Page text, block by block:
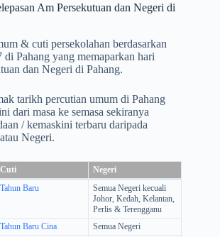
Am Persekutuan dan Negeri di
& cuti persekolahan berdasarkan
di Pahang yang memaparkan hari
dan Negeri di Pahang.
tarikh percutian umum di Pahang
dari masa ke semasa sekiranya
/ kemaskini terbaru daripada
Negeri.
Cuti
Negeri
Tahun Baru
Semua Negeri kecuali
Johor, Kedah, Kelantan,
Perlis & Terengganu
Tahun Baru Cina
Semua Negeri